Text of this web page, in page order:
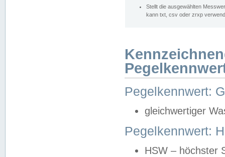
Stellt die ausgewählten
kann txt, csv oder zrxp
Pegelkennwert:
gleichwertiger
Pegelkennwert:
HSW – höchster